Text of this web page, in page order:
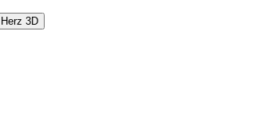
Herz 3D